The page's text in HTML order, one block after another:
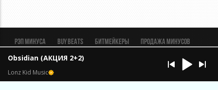
Obsidian (АКЦИЯ 2+2)
Lonz Kid Music
Рэп минуса BUY BEATS Битмейкеры
Продажа минусов
Рэп биты
Реклама
Безопасная сделка